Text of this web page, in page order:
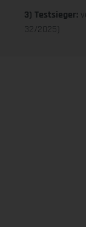
3) Testsieger:
32/2025)